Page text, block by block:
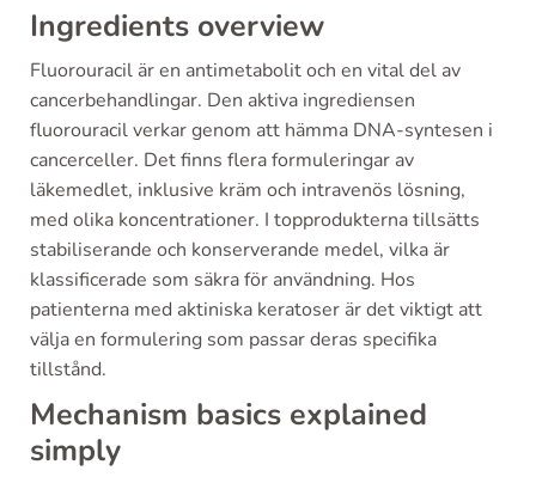
Ingredients overview
Fluorouracil är en antimetabolit och en vital del av
cancerbehandlingar. Den aktiva ingrediensen
fluorouracil verkar genom att hämma DNA-syntesen i
cancerceller. Det finns flera formuleringar av
läkemedlet, inklusive kräm och intravenös lösning,
med olika koncentrationer. I topprodukterna tillsätts
stabiliserande och konserverande medel, vilka är
klassificerade som säkra för användning. Hos
patienterna med aktiniska keratoser är det viktigt att
välja en formulering som passar deras specifika
tillstånd.
Mechanism basics explained
simply